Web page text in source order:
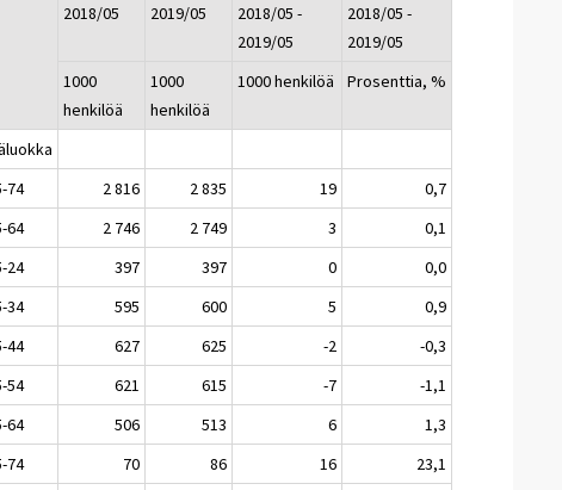
2018/05
2019/05
2018/05 -
2019/05
2018/05 -
2019/05
1000
henkilöä
1000
henkilöä
1000 henkilöä Prosenttia, %
74 2 816 2 835 19
0,7
64
2 746 2 749 3
0,1
24
397 397 0
0,0
34
595 600 5
0,9
44
627 625 -2
-0,3
54
621 615 -7
-1,1
64
506 513 6
1,3
74
70 86 16
23,1